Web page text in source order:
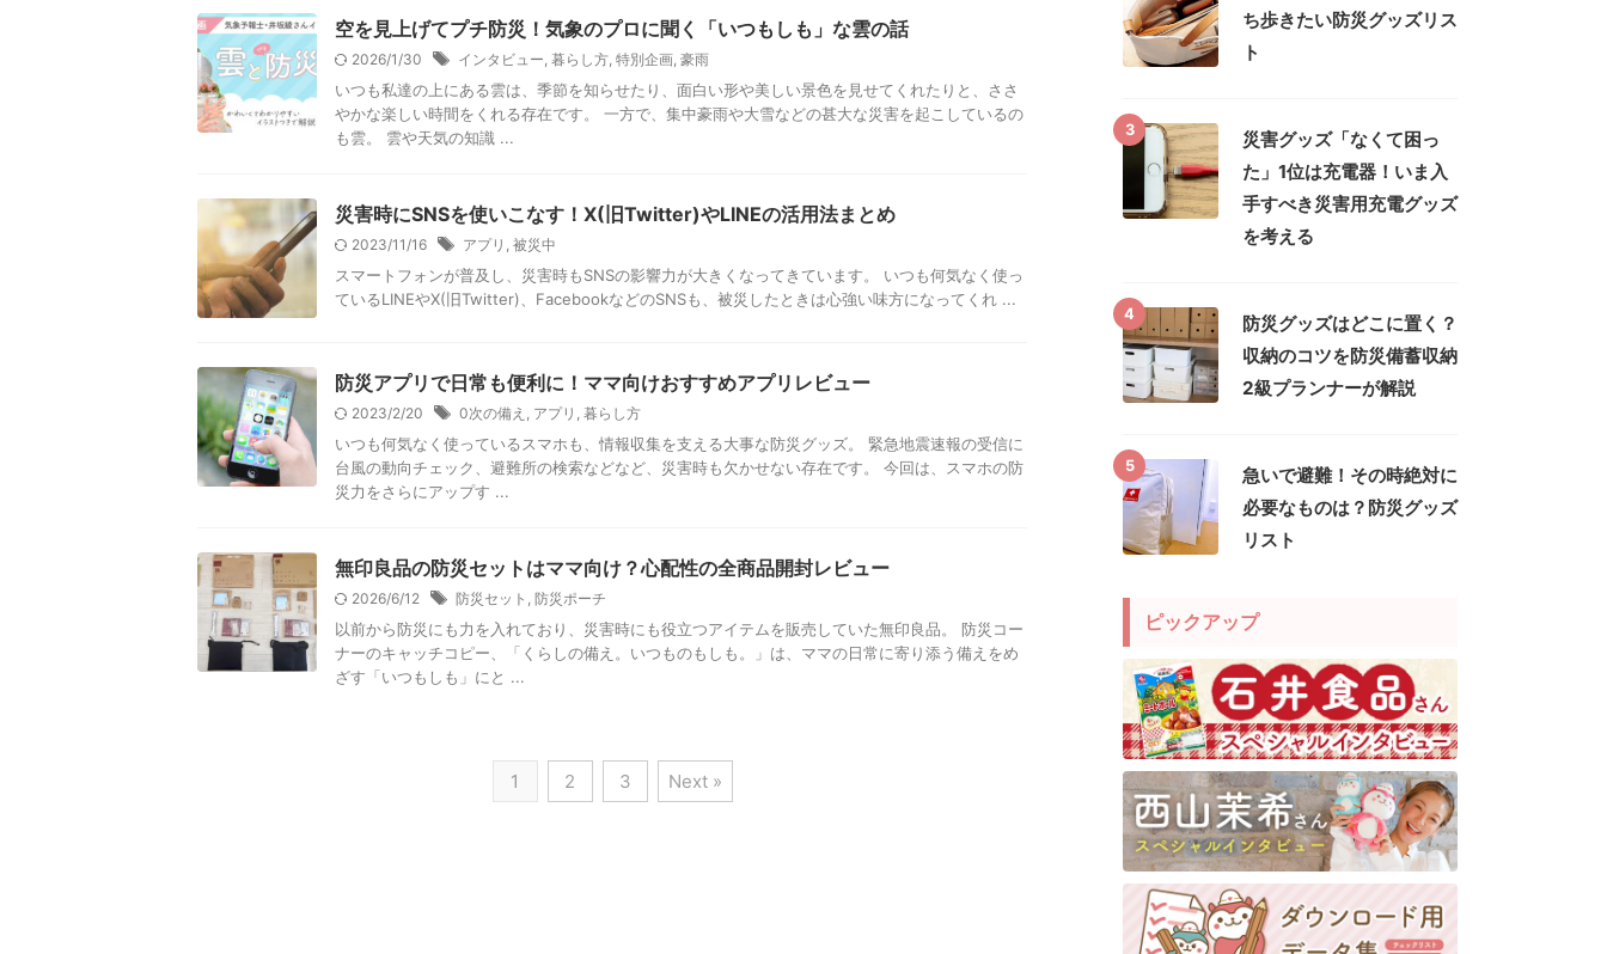
空を見上げてプチ防災！気象のプロに聞く「いつもしも」な雲の話
2026/1/30 インタビュー 暮らし方 特別企画 豪雨
いつも私達の上にある雲は、季節を知らせたり、面白い形や美しい景色を見せてくれたりと、ささ
やかな楽しい時間をくれる存在です。 一方で、集中豪雨や大雪などの甚大な災害を起こしているの
も雲。 雲や天気の知識 ...
災害時にSNSを使いこなす！X(旧Twitter)やLINEの活用法まとめ
2023/11/16 アプリ 被災中
スマートフォンが普及し、災害時もSNSの影響力が大きくなってきています。 いつも何気なく使っ
ているLINEやX(旧Twitter)、FacebookなどのSNSも、被災したときは心強い味方になってくれ ...
防災アプリで日常も便利に！ママ向けおすすめアプリレビュー
2023/2/20 0次の備え アプリ 暮らし方
いつも何気なく使っているスマホも、情報収集を支える大事な防災グッズ。 緊急地震速報の受信に
台風の動向チェック、避難所の検索などなど、災害時も欠かせない存在です。 今回は、スマホの防
災力をさらにアップす ...
無印良品の防災セットはママ向け？心配性の全商品開封レビュー
2026/6/12 防災セット 防災ポーチ
以前から防災にも力を入れており、災害時にも役立つアイテムを販売していた無印良品。 防災コー
ナーのキャッチコピー、「くらしの備え。いつものもしも。」は、ママの日常に寄り添う備えをめ
ざす「いつもしも」にと ...
1 2 3 Next »
ち歩きたい防災グッズリス
ト
3
災害グッズ「なくて困っ
た」1位は充電器！いま入
手すべき災害用充電グッズ
を考える
4
防災グッズはどこに置く？
収納のコツを防災備蓄収納
2級プランナーが解説
5
急いで避難！その時絶対に
必要なものは？防災グッズ
リスト
ピックアップ